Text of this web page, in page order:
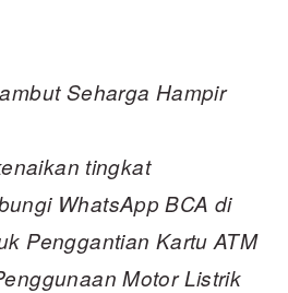
Seharga Hampir
tingkat
WhatsApp BCA di
Penggantian Kartu ATM
Motor Listrik